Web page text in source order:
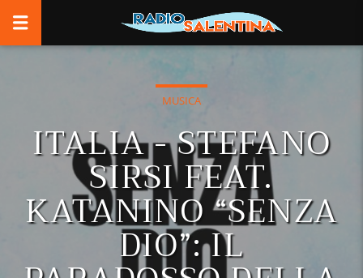
MUSICA
ITALIA - STEFANO
SIRSI FEAT.
KATANINO “SENZA
DIO”: IL